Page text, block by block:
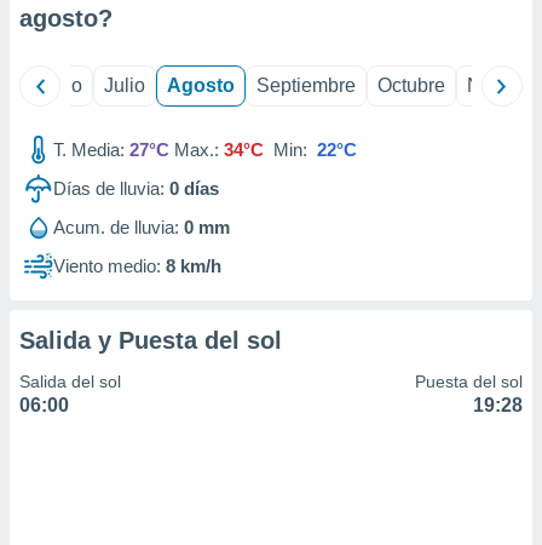
agosto?
Junio Julio Agosto Septiembre Octubre
T. Media: 27°C Max.: 34°C Min: 22°C
Días de lluvia: 0 días
Acum. de lluvia: 0 mm
Viento medio: 8 km/h
Salida y Puesta del sol
Salida del sol
06:00
Puesta del sol
19:28